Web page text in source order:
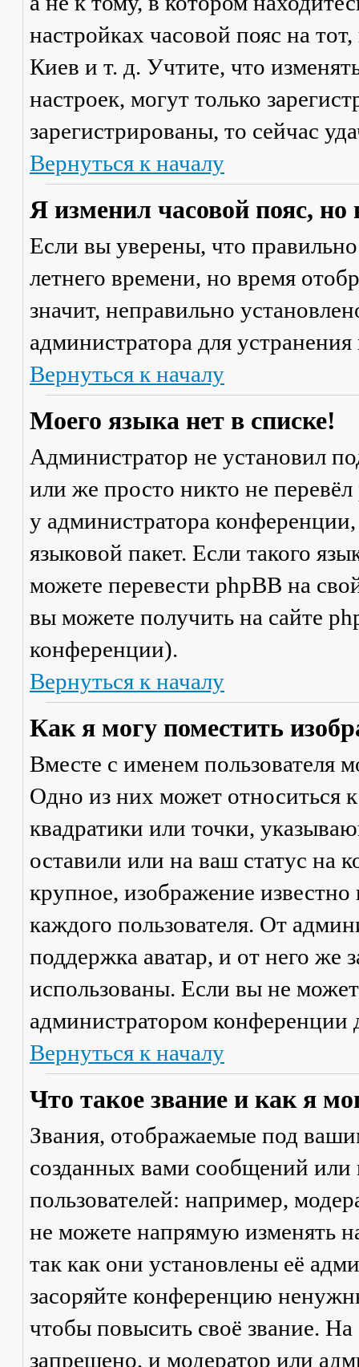
настройках часовой пояс на
Киев и т. д. Учтите, что
настроек, могут только
зарегистрированы, то сейчас
Вернуться к началу
Я изменил часовой пояс,
Если вы уверены, что
летнего времени, но время
значит, неправильно
администратора для
Вернуться к началу
Моего языка нет в списке!
Администратор не установил
или же просто никто не
у администратора
языковой пакет. Если такого
можете перевести phpBB на
вы можете получить на сайте
конференции).
Вернуться к началу
Как я могу поместить
Вместе с именем пользователя
Одно из них может относиться
квадратики или точки,
оставили или на ваш статус на
крупное, изображение
каждого пользователя. От
поддержка аватар, и от него же
использованы. Если вы не
администратором конференции
Вернуться к началу
Что такое звание и как я
Звания, отображаемые под
созданных вами сообщений
пользователей: например,
не можете напрямую изменять
так как они установлены её
засоряйте конференцию
чтобы повысить своё звание.
запрещено, и модератор или